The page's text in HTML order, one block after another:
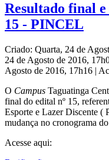
Resultado final
15 - PINCEL
Criado: Quarta, 24 de
24 de Agosto de 2016,
Agosto de 2016, 17h16 |
O Campus Taguatinga
final do edital nº 15,
Esporte e Lazer Discente (
mudança no cronograma
Acesse aqui: